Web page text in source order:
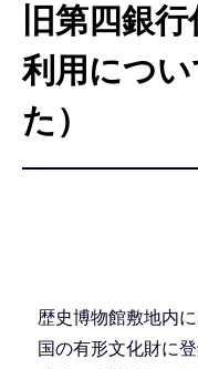
旧第四銀
利用につ
た）
歴史博物館敷地内
国の有形文化財に